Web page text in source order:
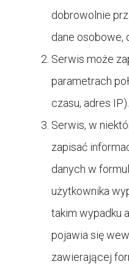
dobrowolnie
dane osobowe,
Serwis może
parametrach
czasu, adres IP).
Serwis, w
zapisać
danych w
użytkownika
takim wypadku
pojawia się
zawierającej